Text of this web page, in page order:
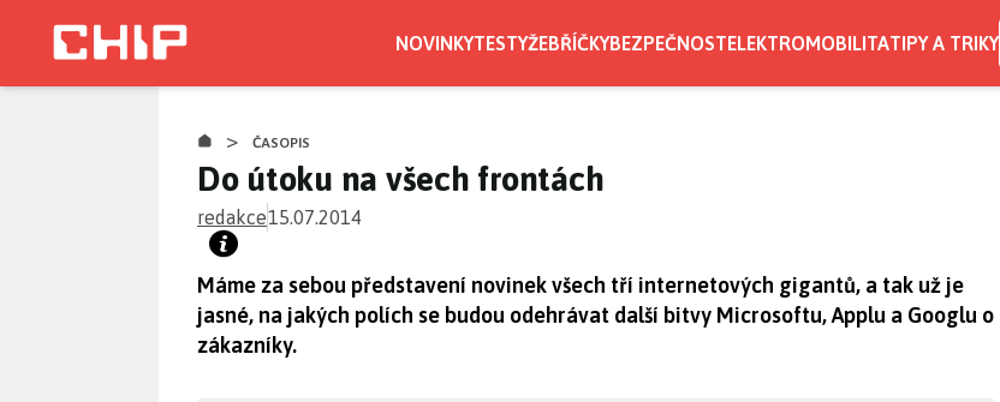
NOVINKYTESTYŽEBŘÍČKYBEZPEČNOSTELEKTROMOBILITATIPY A TRIKY
> ČASOPIS
Do útoku na všech frontách
redakce15.07.2014
Máme za sebou představení novinek všech tří internetových gigantů, a tak už je
jasné, na jakých polích se budou odehrávat další bitvy Microsoftu, Applu a Googlu o
zákazníky.